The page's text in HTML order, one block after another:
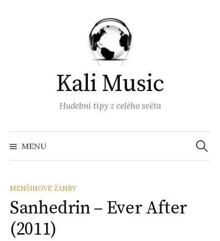
Kali Music
Hudební tipy z celého světa
MENU
MENŠINOVÉ ŽÁNRY
Sanhedrin – Ever After
(2011)